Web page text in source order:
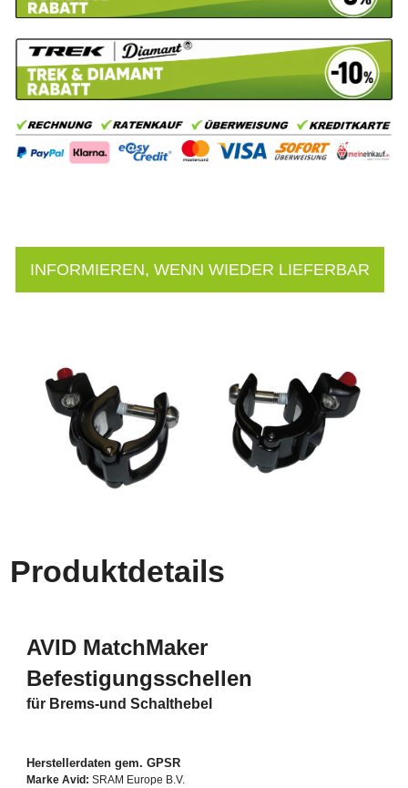
INFORMIEREN, WENN WIEDER LIEFERBAR
Produktdetails
AVID MatchMaker
Befestigungsschellen
für Brems-und Schalthebel
Herstellerdaten gem. GPSR
Marke Avid: SRAM Europe B.V.